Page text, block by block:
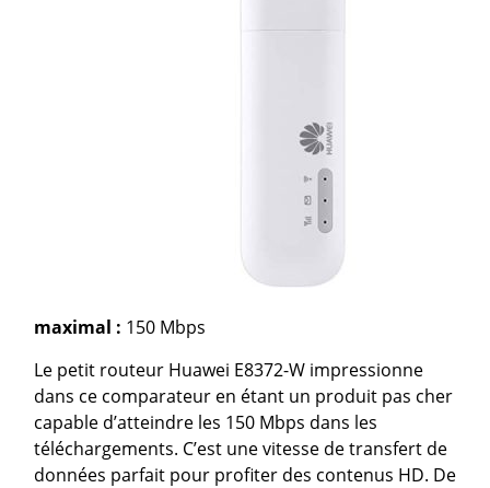
maximal : 150 Mbps
Le petit routeur Huawei E8372-W impressionne
dans ce comparateur en étant un produit pas cher
capable d’atteindre les 150 Mbps dans les
téléchargements. C’est une vitesse de transfert de
données parfait pour profiter des contenus HD. De